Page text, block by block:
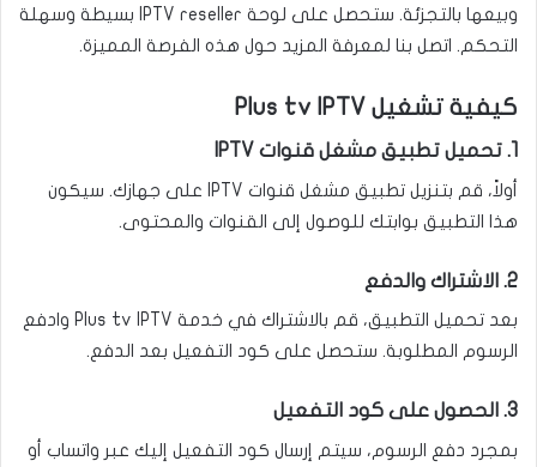
وبيعها بالتجزئة. ستحصل على لوحة IPTV reseller بسيطة وسهلة
التحكم. اتصل بنا لمعرفة المزيد حول هذه الفرصة المميزة.
كيفية تشغيل Plus tv IPTV
1. تحميل تطبيق مشغل قنوات IPTV
أولاً، قم بتنزيل تطبيق مشغل قنوات IPTV على جهازك. سيكون
هذا التطبيق بوابتك للوصول إلى القنوات والمحتوى.
2. الاشتراك والدفع
بعد تحميل التطبيق، قم بالاشتراك في خدمة Plus tv IPTV وادفع
الرسوم المطلوبة. ستحصل على كود التفعيل بعد الدفع.
3. الحصول على كود التفعيل
بمجرد دفع الرسوم، سيتم إرسال كود التفعيل إليك عبر واتساب أو